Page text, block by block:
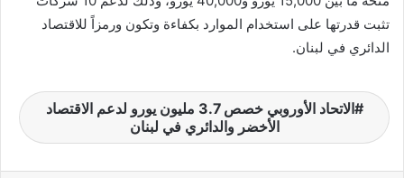
تثبت قدرتها على استخدام الموارد بكفاءة وتكون ورمزاً للاقتصاد
الدائري في لبنان.
الاتحاد الأوروبي خصص 3.7 مليون يورو لدعم الاقتصاد
الأخضر والدائري في لبنان